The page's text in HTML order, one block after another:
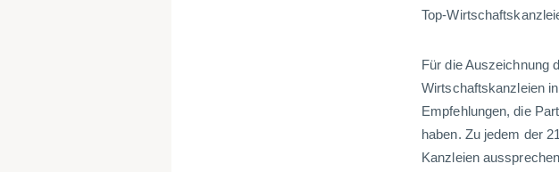
Top-
Für die Auszeichnung
Wirtschaftskanzleien
Empfehlungen, die
haben. Zu jedem der
Kanzleien